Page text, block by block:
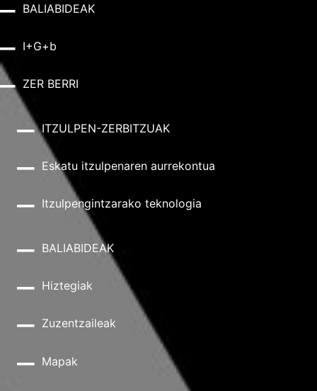
BALIABIDEAK
I+G+b
ZER BERRI
ITZULPEN-ZERBITZUAK
Eskatu itzulpenaren aurrekontua
Itzulpengintzarako teknologia
BALIABIDEAK
Hiztegiak
Zuzentzaileak
Mapak